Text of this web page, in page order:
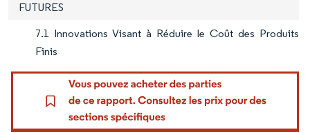
FUTURES
7.1 Innovations Visant à Réduire le Coût des Produits
Finis